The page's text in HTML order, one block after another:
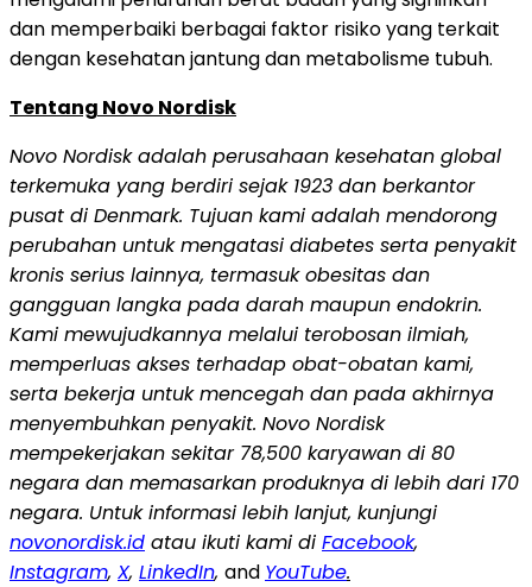
dan memperbaiki berbagai faktor risiko yang terkait
dengan kesehatan jantung dan metabolisme tubuh.
Tentang Novo Nordisk
Novo Nordisk adalah perusahaan kesehatan global
terkemuka yang berdiri sejak 1923 dan berkantor
pusat di Denmark. Tujuan kami adalah mendorong
perubahan untuk mengatasi diabetes serta penyakit
kronis serius lainnya, termasuk obesitas dan
gangguan langka pada darah maupun endokrin.
Kami mewujudkannya melalui terobosan ilmiah,
memperluas akses terhadap obat-obatan kami,
serta bekerja untuk mencegah dan pada akhirnya
menyembuhkan penyakit. Novo Nordisk
mempekerjakan sekitar 78,500 karyawan di 80
negara dan memasarkan produknya di lebih dari 170
negara. Untuk informasi lebih lanjut, kunjungi
novonordisk.id atau ikuti kami di Facebook,
Instagram, X, LinkedIn, and YouTube.